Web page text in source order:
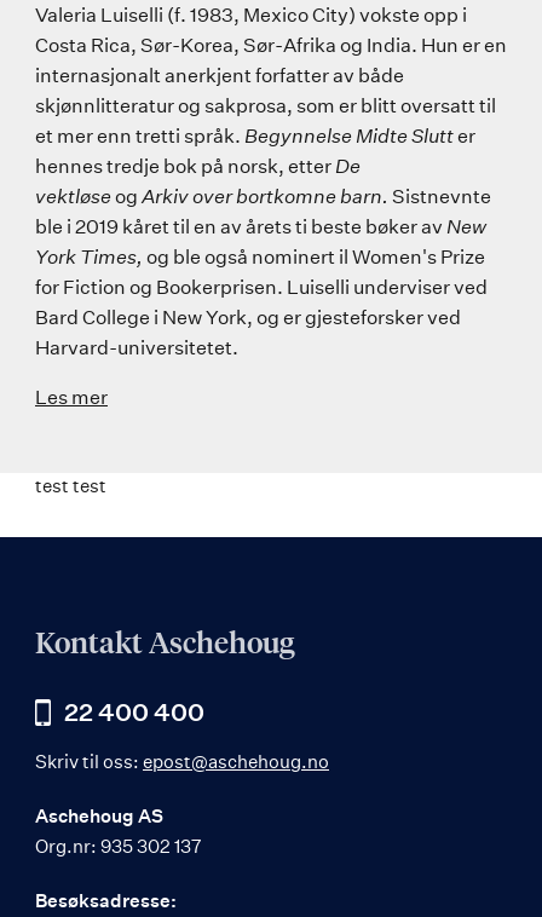
Valeria Luiselli (f. 1983, Mexico City) vokste opp i
Costa Rica, Sør-Korea, Sør-Afrika og India. Hun er en
internasjonalt anerkjent forfatter av både
skjønnlitteratur og sakprosa, som er blitt oversatt til
et mer enn tretti språk. Begynnelse Midte Slutter
hennes tredje bok på norsk, etter De
vektløseog Arkiv over bortkomne barn. Sistnevnte
ble i 2019 kåret til en av årets ti beste bøker av New
York Times, og ble også nominert il Women's Prize
for Fiction og Bookerprisen. Luiselli underviser ved
Bard College i New York, og er gjesteforsker ved
Harvard-universitetet.
Les mer
test test
Kontakt Aschehoug
22 400 400
Skriv til oss: epost@aschehoug.no
Aschehoug AS
Org.nr: 935 302 137
Besøksadresse: